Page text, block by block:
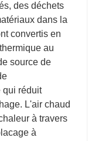
des déchets
dans la
convertis en
au
source de
qui réduit
L'air chaud
à travers
à